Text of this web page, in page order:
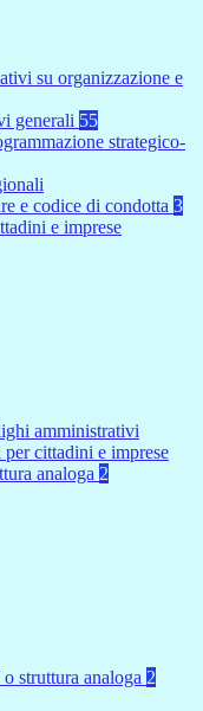
su organizzazione e
generali 55
strategico-
e codice di condotta 3
e imprese
amministrativi
cittadini e imprese
analoga 2
struttura analoga 2